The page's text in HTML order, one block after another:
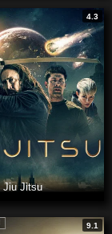
4.3
Jiu Jitsu
9.1